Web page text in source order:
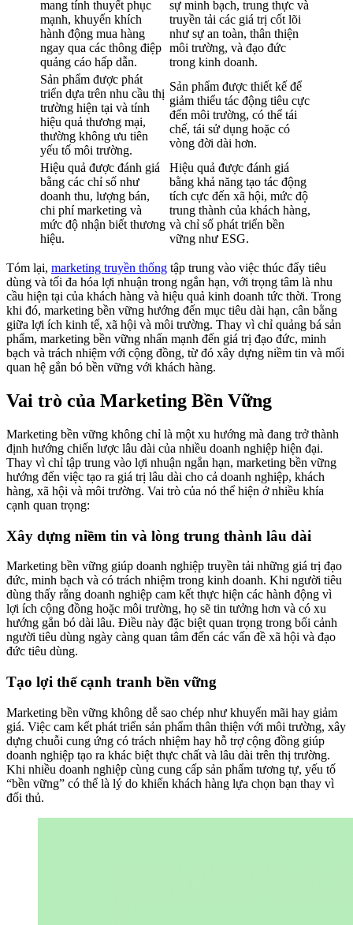
mang tính thuyết phục
mạnh, khuyến khích
hành động mua hàng
ngay qua các thông điệp
quảng cáo hấp dẫn.
sự minh bạch, trung thực và
truyền tải các giá trị cốt lõi
như sự an toàn, thân thiện
môi trường, và đạo đức
trong kinh doanh.
Sản phẩm được phát
triển dựa trên nhu cầu thị
trường hiện tại và tính
hiệu quả thương mại,
thường không ưu tiên
yếu tố môi trường.
Sản phẩm được thiết kế để
giảm thiểu tác động tiêu cực
đến môi trường, có thể tái
chế, tái sử dụng hoặc có
vòng đời dài hơn.
Hiệu quả được đánh giá
bằng các chỉ số như
doanh thu, lượng bán,
chi phí marketing và
mức độ nhận biết thương
hiệu.
Hiệu quả được đánh giá
bằng khả năng tạo tác động
tích cực đến xã hội, mức độ
trung thành của khách hàng,
và chỉ số phát triển bền
vững như ESG.
Tóm lại, marketing truyền thống tập trung vào việc thúc đẩy tiêu
dùng và tối đa hóa lợi nhuận trong ngắn hạn, với trọng tâm là nhu
cầu hiện tại của khách hàng và hiệu quả kinh doanh tức thời. Trong
khi đó, marketing bền vững hướng đến mục tiêu dài hạn, cân bằng
giữa lợi ích kinh tế, xã hội và môi trường. Thay vì chỉ quảng bá sản
phẩm, marketing bền vững nhấn mạnh đến giá trị đạo đức, minh
bạch và trách nhiệm với cộng đồng, từ đó xây dựng niềm tin và mối
quan hệ gắn bó bền vững với khách hàng.
Vai trò của Marketing Bền Vững
Marketing bền vững không chỉ là một xu hướng mà đang trở thành
định hướng chiến lược lâu dài của nhiều doanh nghiệp hiện đại.
Thay vì chỉ tập trung vào lợi nhuận ngắn hạn, marketing bền vững
hướng đến việc tạo ra giá trị lâu dài cho cả doanh nghiệp, khách
hàng, xã hội và môi trường. Vai trò của nó thể hiện ở nhiều khía
cạnh quan trọng:
Xây dựng niềm tin và lòng trung thành lâu dài
Marketing bền vững giúp doanh nghiệp truyền tải những giá trị đạo
đức, minh bạch và có trách nhiệm trong kinh doanh. Khi người tiêu
dùng thấy rằng doanh nghiệp cam kết thực hiện các hành động vì
lợi ích cộng đồng hoặc môi trường, họ sẽ tin tưởng hơn và có xu
hướng gắn bó dài lâu. Điều này đặc biệt quan trọng trong bối cảnh
người tiêu dùng ngày càng quan tâm đến các vấn đề xã hội và đạo
đức tiêu dùng.
Tạo lợi thế cạnh tranh bền vững
Marketing bền vững không dễ sao chép như khuyến mãi hay giảm
giá. Việc cam kết phát triển sản phẩm thân thiện với môi trường, xây
dựng chuỗi cung ứng có trách nhiệm hay hỗ trợ cộng đồng giúp
doanh nghiệp tạo ra khác biệt thực chất và lâu dài trên thị trường.
Khi nhiều doanh nghiệp cùng cung cấp sản phẩm tương tự, yếu tố
“bền vững” có thể là lý do khiến khách hàng lựa chọn bạn thay vì
đối thủ.